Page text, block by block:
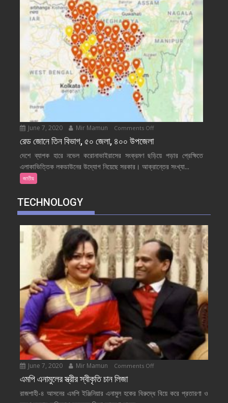
বাড়তি
রাজস্ব
এমপিরা
June 7, 2020 Mir Mamun Comments Offon
রেড
তিন
বিভাগ,
উপজেলা
রেড জোনে তিন বিভাগ, ৫০ জেলা, ৪০০ উপজেলা
দেশে ব্যাপক হারে নভেল করোনাভাইরাসের সংক্রমণ ছড়িয়ে পড়ার প্রেক্ষিতে
এলাকাভিত্তিক লকডাউনের উদ্যোগ নিয়েছে সরকার। আক্রান্তের সংখ্যা...
জাতীয়
TECHNOLOGY
June 7, 2020 Mir Mamun Comments Offon
স্ত্রীর
এমপি এনামুলের স্ত্রীর স্বীকৃতি চান লিজা
রাজশাহী-৪ আসনের এমপি ইঞ্জিনিয়ার এনামুল হকের বিরুদ্ধে বিয়ে করে প্রতারণা ও